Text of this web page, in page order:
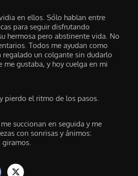
en ellos. Sólo hablan entre
para seguir disfrutando
hermosa pero abstinente vida. No
Todos me ayudan como
regalado un colgante sin dudarlo
me gustaba, y hoy cuelga en mi
pierdo el ritmo de los pasos.
succionan en seguida y me
con sonrisas y ánimos: